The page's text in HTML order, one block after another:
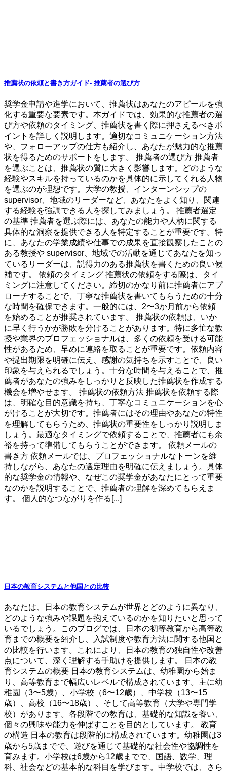
推薦状の依頼と書き方ガイド- 推薦者の選び方
奨学金申請や進学において、推薦状はあなたのアピールを強
化する重要な要素です。本ガイドでは、効果的な推薦者の選
び方や依頼のタイミング、推薦状を書く際に押さえるべきポ
イントを詳しく説明します。適切なコミュニケーション方法
や、フォローアップの仕方も紹介し、あなたが魅力的な推薦
状を得るためのサポートをします。 推薦者の選び方 推薦者
を選ぶことは、推薦状の質に大きく影響します。どのような
経験やスキルを持っているのかを具体的に示してくれる人物
を選ぶのが理想です。大学の教授、インターンシップの
supervisor、地域のリーダーなど、あなたをよく知り、関連
する経験を強調できる人を探してみましょう。 推薦者選定
の基準 推薦者を選ぶ際には、あなたの能力や人柄に関する
具体的な洞察を提供できる人を特定することが重要です。特
に、あなたの学業成績や仕事での成果を直接観察したことの
ある教授や supervisor、地域での活動を通じてあなたを知っ
ているリーダーは、説得力のある推薦状を書くための良い候
補です。 依頼のタイミング 推薦状の依頼をする際は、タイ
ミングに注意してください。締切のかなり前に推薦者にアプ
ローチすることで、丁寧な推薦状を書いてもらうための十分
な時間を確保できます。一般的には、2〜3か月前から依頼
を始めることが推奨されています。 推薦状の依頼は、いか
に早く行うかが勝敗を分けることがあります。特に多忙な教
授や業界のプロフェッショナルは、多くの依頼を受ける可能
性があるため、早めに連絡を取ることが重要です。依頼内容
や提出期限を明確に伝え、感謝の気持ちを示すことで、良い
印象を与えられるでしょう。十分な時間を与えることで、推
薦者があなたの強みをしっかりと反映した推薦状を作成する
機会を増やせます。 推薦状の依頼方法 推薦状を依頼する際
は、明確な目的意識を持ち、丁寧なコミュニケーションを心
がけることが大切です。推薦者にはその理由やあなたの特性
を理解してもらうため、推薦状の重要性をしっかり説明しま
しょう。最適なタイミングで依頼することで、推薦者にも余
裕を持って準備してもらうことができます。 依頼メールの
書き方 依頼メールでは、プロフェッショナルなトーンを維
持しながら、あなたの選定理由を明確に伝えましょう。具体
的な奨学金の情報や、なぜこの奨学金があなたにとって重要
なのかを説明することで、推薦者の理解を深めてもらえま
す。 個人的なつながりを作る[...]
日本の教育システムと他国との比較
あなたは、日本の教育システムが世界とどのように異なり、
どのような強みや課題を抱えているのかを知りたいと思って
いるでしょう。このブログでは、日本の初等教育から高等教
育までの概要を紹介し、入試制度や教育方法に関する他国と
の比較を行います。これにより、日本の教育の独自性や改善
点について、深く理解する手助けを提供します。 日本の教
育システムの概要 日本の教育システムは、幼稚園から始ま
り、高等教育まで幅広いレベルで構成されています。主に幼
稚園（3〜5歳）、小学校（6〜12歳）、中学校（13〜15
歳）、高校（16〜18歳）、そして高等教育（大学や専門学
校）があります。各段階での教育は、基礎的な知識を養い、
個々の興味や能力を伸ばすことを目的としています。 教育
の構造 日本の教育は段階的に構成されています。幼稚園は3
歳から5歳までで、遊びを通じて基礎的な社会性や協調性を
育みます。小学校は6歳から12歳までで、国語、数学、理
科、社会などの基本的な科目を学びます。中学校では、さら